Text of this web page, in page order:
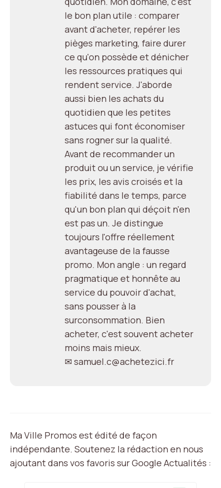
le bon plan utile : comparer
avant d'acheter, repérer les
pièges marketing, faire durer
ce qu'on possède et dénicher
les ressources pratiques qui
rendent service. J'aborde
aussi bien les achats du
quotidien que les petites
astuces qui font économiser
sans rogner sur la qualité.
Avant de recommander un
produit ou un service, je vérifie
les prix, les avis croisés et la
fiabilité dans le temps, parce
qu'un bon plan qui déçoit n'en
est pas un. Je distingue
toujours l'offre réellement
avantageuse de la fausse
promo. Mon angle : un regard
pragmatique et honnête au
service du pouvoir d'achat,
sans pousser à la
surconsommation. Bien
acheter, c'est souvent acheter
moins mais mieux.
✉ samuel.c@achetezici.fr
Ma Ville Promos est édité de façon
indépendante. Soutenez la rédaction en nous
ajoutant dans vos favoris sur Google Actualités :